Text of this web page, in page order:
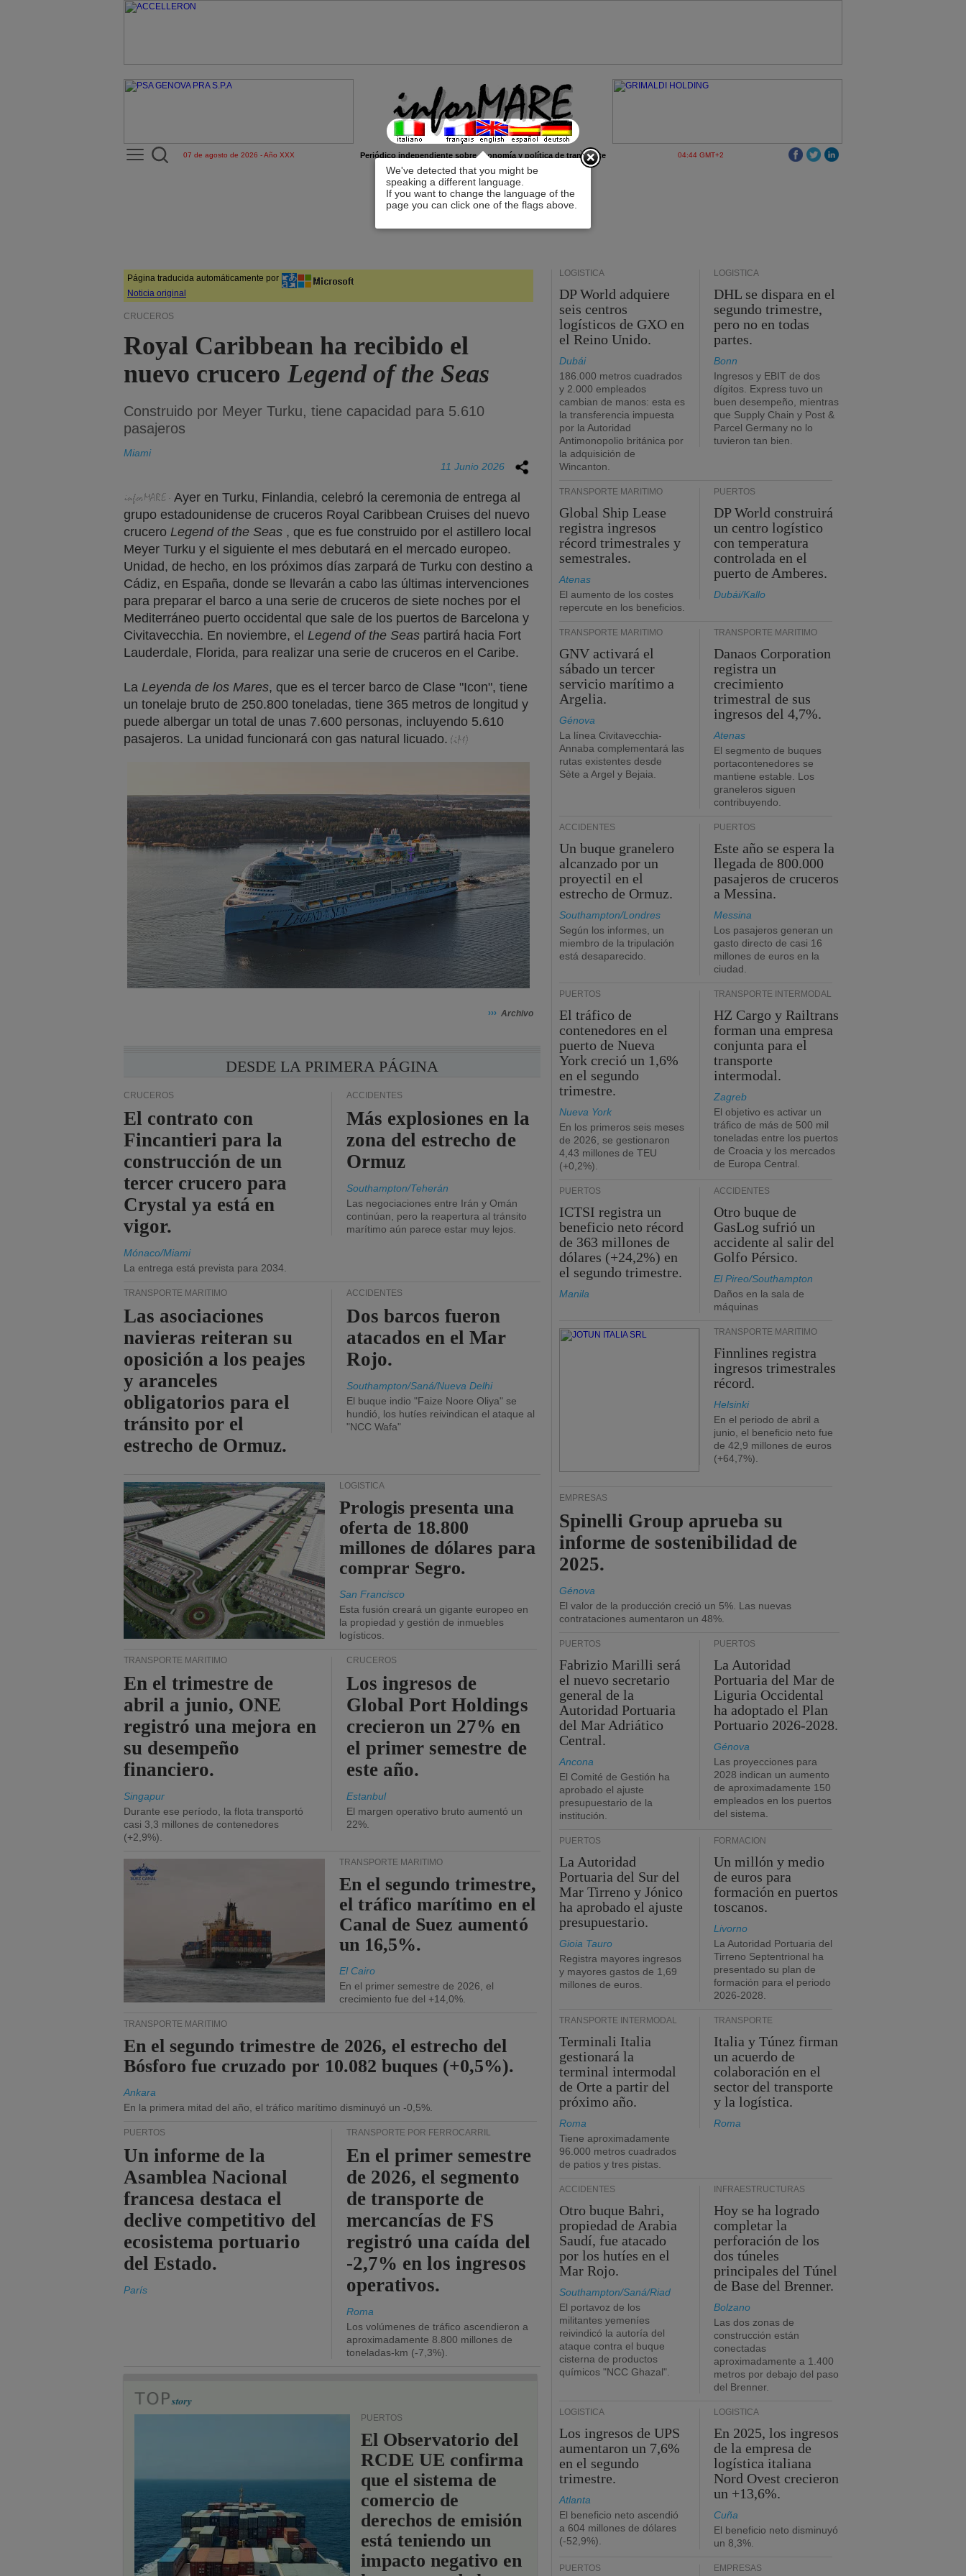
We've detected that you might be
speaking a different language.
If you want to change the language of the
page you can click one of the flags above.
x
07 de agosto de 2026 - Año XXX Periódico independiente sobre economía y política de transporte 04:44 GMT+2
Página traducida automáticamente por
Noticia original
CRUCEROS
Royal Caribbean ha recibido el
nuevo crucero Legend of the Seas
Construido por Meyer Turku, tiene capacidad para 5.610
pasajeros
Miami
11 Junio 2026
Ayer en Turku, Finlandia, celebró la ceremonia de entrega al
grupo estadounidense de cruceros Royal Caribbean Cruises del nuevo
crucero Legend of the Seas , que es fue construido por el astillero local
Meyer Turku y el siguiente el mes debutará en el mercado europeo.
Unidad, de hecho, en los próximos días zarpará de Turku con destino a
Cádiz, en España, donde se llevarán a cabo las últimas intervenciones
para preparar el barco a una serie de cruceros de siete noches por el
Mediterráneo puerto occidental que sale de los puertos de Barcelona y
Civitavecchia. En noviembre, el Legend of the Seas partirá hacia Fort
Lauderdale, Florida, para realizar una serie de cruceros en el Caribe.
La Leyenda de los Mares, que es el tercer barco de Clase "Icon", tiene
un tonelaje bruto de 250.800 toneladas, tiene 365 metros de longitud y
puede albergar un total de unas 7.600 personas, incluyendo 5.610
pasajeros. La unidad funcionará con gas natural licuado.
››› Archivo
DESDE LA PRIMERA PÁGINA
CRUCEROS
El contrato con
Fincantieri para la
construcción de un
tercer crucero para
Crystal ya está en
vigor.
Mónaco/Miami
La entrega está prevista para 2034.
ACCIDENTES
Más explosiones en la
zona del estrecho de
Ormuz
Southampton/Teherán
Las negociaciones entre Irán y Omán
continúan, pero la reapertura al tránsito
marítimo aún parece estar muy lejos.
TRANSPORTE MARÍTIMO
Las asociaciones
navieras reiteran su
oposición a los peajes
y aranceles
obligatorios para el
tránsito por el
estrecho de Ormuz.
ACCIDENTES
Dos barcos fueron
atacados en el Mar
Rojo.
Southampton/Saná/Nueva Delhi
El buque indio "Faize Noore Oliya" se
hundió, los hutíes reivindican el ataque al
"NCC Wafa"
LOGÍSTICA
Prologis presenta una
oferta de 18.800
millones de dólares para
comprar Segro.
San Francisco
Esta fusión creará un gigante europeo en
la propiedad y gestión de inmuebles
logísticos.
TRANSPORTE MARÍTIMO
En el trimestre de
abril a junio, ONE
registró una mejora en
su desempeño
financiero.
Singapur
Durante ese período, la flota transportó
casi 3,3 millones de contenedores
(+2,9%).
CRUCEROS
Los ingresos de
Global Port Holdings
crecieron un 27% en
el primer semestre de
este año.
Estanbul
El margen operativo bruto aumentó un
22%.
TRANSPORTE MARÍTIMO
En el segundo trimestre,
el tráfico marítimo en el
Canal de Suez aumentó
un 16,5%.
El Cairo
En el primer semestre de 2026, el
crecimiento fue del +14,0%.
TRANSPORTE MARÍTIMO
En el segundo trimestre de 2026, el estrecho del
Bósforo fue cruzado por 10.082 buques (+0,5%).
Ankara
En la primera mitad del año, el tráfico marítimo disminuyó un -0,5%.
PUERTOS
Un informe de la
Asamblea Nacional
francesa destaca el
declive competitivo del
ecosistema portuario
del Estado.
París
TRANSPORTE POR FERROCARRIL
En el primer semestre
de 2026, el segmento
de transporte de
mercancías de FS
registró una caída del
-2,7% en los ingresos
operativos.
Roma
Los volúmenes de tráfico ascendieron a
aproximadamente 8.800 millones de
toneladas-km (-7,3%).
PUERTOS
El Observatorio del
RCDE UE confirma
que el sistema de
comercio de
derechos de emisión
está teniendo un
impacto negativo en
LOGÍSTICA
DP World adquiere
seis centros
logísticos de GXO en
el Reino Unido.
Dubái
186.000 metros cuadrados
y 2.000 empleados
cambian de manos: esta es
la transferencia impuesta
por la Autoridad
Antimonopolio británica por
la adquisición de
Wincanton.
LOGÍSTICA
DHL se dispara en el
segundo trimestre,
pero no en todas
partes.
Bonn
Ingresos y EBIT de dos
dígitos. Express tuvo un
buen desempeño, mientras
que Supply Chain y Post &
Parcel Germany no lo
tuvieron tan bien.
TRANSPORTE MARÍTIMO
Global Ship Lease
registra ingresos
récord trimestrales y
semestrales.
Atenas
El aumento de los costes
repercute en los beneficios.
PUERTOS
DP World construirá
un centro logístico
con temperatura
controlada en el
puerto de Amberes.
Dubái/Kallo
TRANSPORTE MARÍTIMO
GNV activará el
sábado un tercer
servicio marítimo a
Argelia.
Génova
La línea Civitavecchia-
Annaba complementará las
rutas existentes desde
Sète a Argel y Bejaia.
TRANSPORTE MARÍTIMO
Danaos Corporation
registra un
crecimiento
trimestral de sus
ingresos del 4,7%.
Atenas
El segmento de buques
portacontenedores se
mantiene estable. Los
graneleros siguen
contribuyendo.
ACCIDENTES
Un buque granelero
alcanzado por un
proyectil en el
estrecho de Ormuz.
Southampton/Londres
Según los informes, un
miembro de la tripulación
está desaparecido.
PUERTOS
Este año se espera la
llegada de 800.000
pasajeros de cruceros
a Messina.
Messina
Los pasajeros generan un
gasto directo de casi 16
millones de euros en la
ciudad.
PUERTOS
El tráfico de
contenedores en el
puerto de Nueva
York creció un 1,6%
en el segundo
trimestre.
Nueva York
En los primeros seis meses
de 2026, se gestionaron
4,43 millones de TEU
(+0,2%).
TRANSPORTE INTERMODAL
HZ Cargo y Railtrans
forman una empresa
conjunta para el
transporte
intermodal.
Zagreb
El objetivo es activar un
tráfico de más de 500 mil
toneladas entre los puertos
de Croacia y los mercados
de Europa Central.
PUERTOS
ICTSI registra un
beneficio neto récord
de 363 millones de
dólares (+24,2%) en
el segundo trimestre.
Manila
ACCIDENTES
Otro buque de
GasLog sufrió un
accidente al salir del
Golfo Pérsico.
El Pireo/Southampton
Daños en la sala de
máquinas
TRANSPORTE MARÍTIMO
Finnlines registra
ingresos trimestrales
récord.
Helsinki
En el periodo de abril a
junio, el beneficio neto fue
de 42,9 millones de euros
(+64,7%).
EMPRESAS
Spinelli Group aprueba su
informe de sostenibilidad de
2025.
Génova
El valor de la producción creció un 5%. Las nuevas
contrataciones aumentaron un 48%.
PUERTOS
Fabrizio Marilli será
el nuevo secretario
general de la
Autoridad Portuaria
del Mar Adriático
Central.
Ancona
El Comité de Gestión ha
aprobado el ajuste
presupuestario de la
institución.
PUERTOS
La Autoridad
Portuaria del Mar de
Liguria Occidental
ha adoptado el Plan
Portuario 2026-2028.
Génova
Las proyecciones para
2028 indican un aumento
de aproximadamente 150
empleados en los puertos
del sistema.
PUERTOS
La Autoridad
Portuaria del Sur del
Mar Tirreno y Jónico
ha aprobado el ajuste
presupuestario.
Gioia Tauro
Registra mayores ingresos
y mayores gastos de 1,69
millones de euros.
FORMACIÓN
Un millón y medio
de euros para
formación en puertos
toscanos.
Livorno
La Autoridad Portuaria del
Tirreno Septentrional ha
presentado su plan de
formación para el periodo
2026-2028.
TRANSPORTE INTERMODAL
Terminali Italia
gestionará la
terminal intermodal
de Orte a partir del
próximo año.
Roma
Tiene aproximadamente
96.000 metros cuadrados
de patios y tres pistas.
TRANSPORTE
Italia y Túnez firman
un acuerdo de
colaboración en el
sector del transporte
y la logística.
Roma
ACCIDENTES
Otro buque Bahri,
propiedad de Arabia
Saudí, fue atacado
por los hutíes en el
Mar Rojo.
Southampton/Saná/Riad
El portavoz de los
militantes yemeníes
reivindicó la autoría del
ataque contra el buque
cisterna de productos
químicos "NCC Ghazal".
INFRAESTRUCTURAS
Hoy se ha logrado
completar la
perforación de los
dos túneles
principales del Túnel
de Base del Brenner.
Bolzano
Las dos zonas de
construcción están
conectadas
aproximadamente a 1.400
metros por debajo del paso
del Brenner.
LOGÍSTICA
Los ingresos de UPS
aumentaron un 7,6%
en el segundo
trimestre.
Atlanta
El beneficio neto ascendió
a 604 millones de dólares
(-52,9%).
LOGÍSTICA
En 2025, los ingresos
de la empresa de
logística italiana
Nord Ovest crecieron
un +13,6%.
Cuña
El beneficio neto disminuyó
un 8,3%.
PUERTOS EMPRESAS